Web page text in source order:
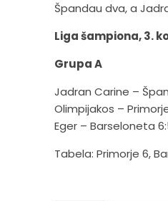
Špandau dva, a
Liga šampiona, 3.
Grupa A
Jadran Carine –
Olimpijakos – Primorje
Eger – Barseloneta
Tabela: Primorje 6,